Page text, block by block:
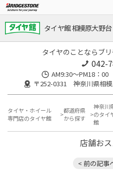
タイヤ館 相模原大野台
タイヤのことならブ
042-
AM9:30～PM18：00
〒252-0331 神奈川県相
タイヤ・ホイール
専門店のタイヤ館
都道府県
から探す
神奈川
のタイ
館
店舗お
< 前の記事